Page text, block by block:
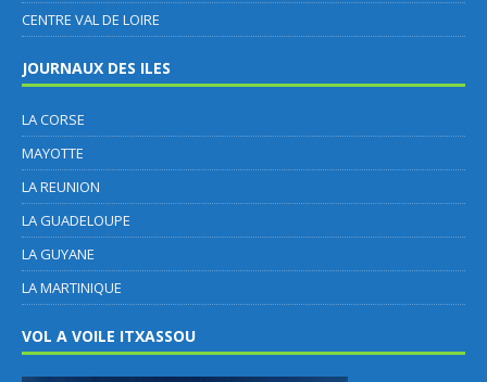
CENTRE VAL DE LOIRE
JOURNAUX DES ILES
LA CORSE
MAYOTTE
LA REUNION
LA GUADELOUPE
LA GUYANE
LA MARTINIQUE
VOL A VOILE ITXASSOU